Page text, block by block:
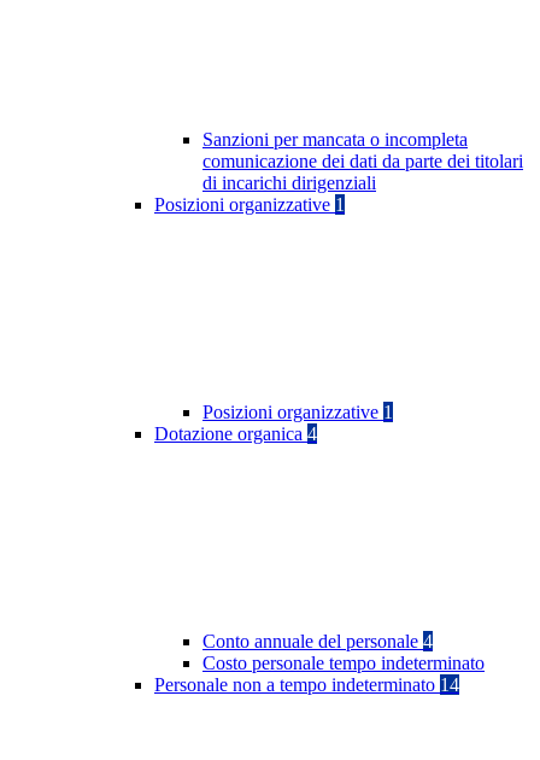
Sanzioni per mancata o incompleta
comunicazione dei dati da parte dei titolari
di incarichi dirigenziali
Posizioni organizzative 1
Posizioni organizzative 1
Dotazione organica 4
Conto annuale del personale 4
Costo personale tempo indeterminato
Personale non a tempo indeterminato 14